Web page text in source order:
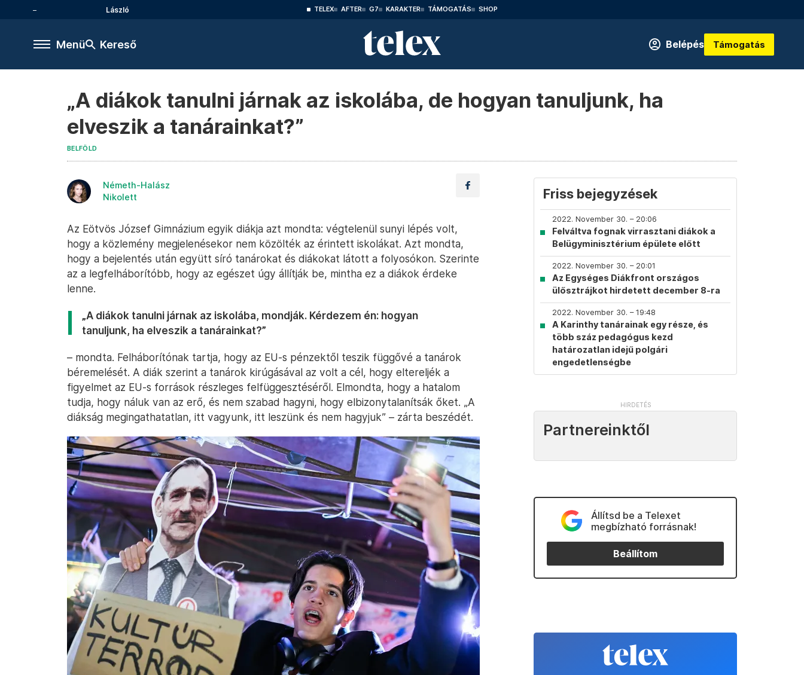
László TELEX AFTER G7 KARAKTER TÁMOGATÁS SHOP
Menü Kereső Belépés Támogatás
„A diákok tanulni járnak az iskolába, de hogyan tanuljunk, ha
elveszik a tanárainkat?”
BELFÖLD
Németh-Halász
Nikolett
Az Eötvös József Gimnázium egyik diákja azt mondta: végtelenül sunyi lépés volt,
hogy a közlemény megjelenésekor nem közölték az érintett iskolákat. Azt mondta,
hogy a bejelentés után együtt síró tanárokat és diákokat látott a folyosókon. Szerinte
az a legfelháborítóbb, hogy az egészet úgy állítják be, mintha ez a diákok érdeke
lenne.
„A diákok tanulni járnak az iskolába, mondják. Kérdezem én: hogyan
tanuljunk, ha elveszik a tanárainkat?”
– mondta. Felháborítónak tartja, hogy az EU-s pénzektől teszik függővé a tanárok
béremelését. A diák szerint a tanárok kirúgásával az volt a cél, hogy eltereljék a
figyelmet az EU-s források részleges felfüggesztéséről. Elmondta, hogy a hatalom
tudja, hogy náluk van az erő, és nem szabad hagyni, hogy elbizonytalanítsák őket. „A
diákság megingathatatlan, itt vagyunk, itt leszünk és nem hagyjuk” – zárta beszédét.
Friss bejegyzések
2022. November 30. – 20:06
Felváltva fognak virrasztani diákok a
Belügyminisztérium épülete előtt
2022. November 30. – 20:01
Az Egységes Diákfront országos
ülősztrájkot hirdetett december 8-ra
2022. November 30. – 19:48
A Karinthy tanárainak egy része, és
több száz pedagógus kezd
határozatlan idejű polgári
engedetlenségbe
Partnereinktől
Állítsd be a Telexet
megbízható forrásnak!
Beállítom